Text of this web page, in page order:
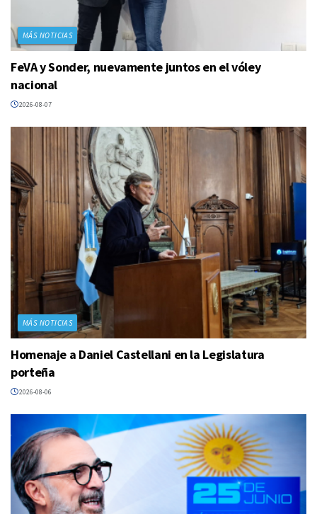
MÁS NOTICIAS
FeVA y Sonder, nuevamente juntos en el vóley
nacional
2026-08-07
MÁS NOTICIAS
Homenaje a Daniel Castellani en la Legislatura
porteña
2026-08-06